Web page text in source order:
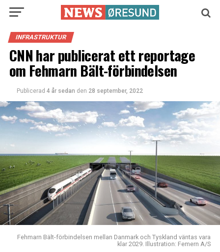
INFRASTRUKTUR
CNN har publicerat ett reportage
om Fehmarn Bält-förbindelsen
Publicerad 4 år sedan den 28 september, 2022
Fehmarn Bält-förbindelsen mellan Danmark och Tyskland väntas vara
klar 2029. Illustration: Femern A/S